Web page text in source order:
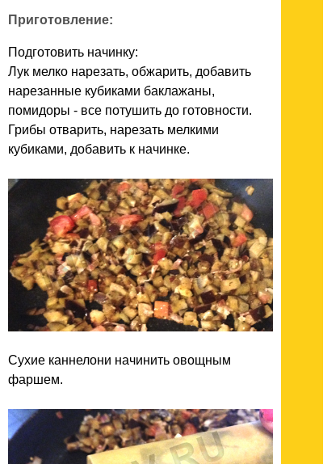
Приготовление:
Подготовить начинку:
Лук мелко нарезать, обжарить, добавить
нарезанные кубиками баклажаны,
помидоры - все потушить до готовности.
Грибы отварить, нарезать мелкими
кубиками, добавить к начинке.
Сухие каннелони начинить овощным
фаршем.